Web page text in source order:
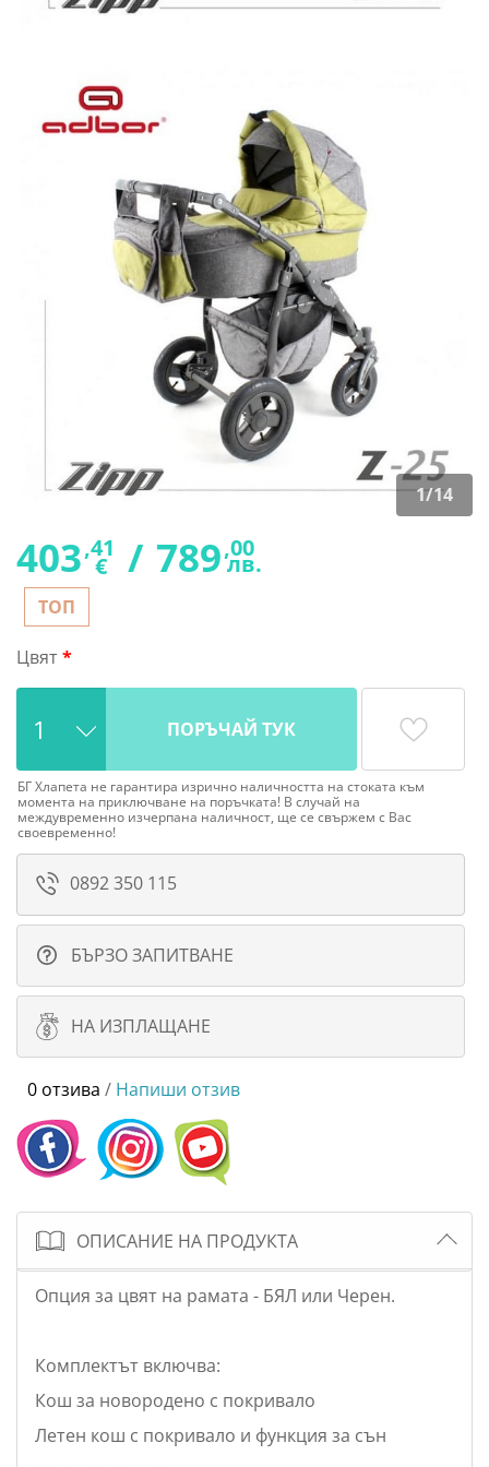
1/14
403,41
€ / 789,00
лв.
ТОП
Цвят
ПОРЪЧАЙ ТУК
БГ Хлапета не гарантира изрично наличността на стоката към
момента на приключване на поръчката! В случай на
междувременно изчерпана наличност, ще се свържем с Вас
своевременно!
0892 350 115
БЪРЗО ЗАПИТВАНЕ
НА ИЗПЛАЩАНЕ
0 отзива / Напиши отзив
ОПИСАНИЕ НА ПРОДУКТА
Опция за цвят на рамата - БЯЛ или Черен.
Комплектът включва:
Кош за новородено с покривало
Летен кош с покривало и функция за сън